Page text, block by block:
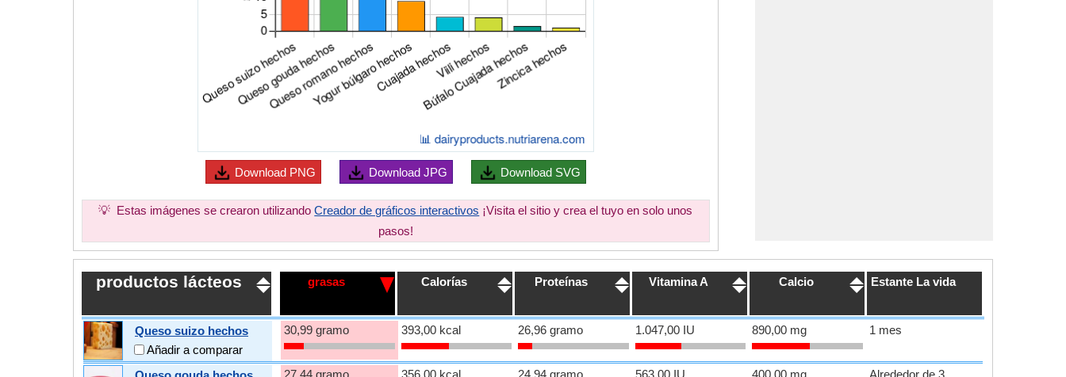
Download PNG Download JPG Download SVG
💡 Estas imágenes se crearon utilizandoCreador de gráficos interactivos ¡Visita el sitio y crea el tuyo en solo unos
pasos!
productos lácteos grasas Calorías Proteínas Vitamina A Calcio Estante La vida
Queso suizo hechos
Añadir a comparar
30,99 gramo 393,00 kcal 26,96 gramo 1.047,00 IU 890,00 mg 1 mes
27,44 gramo 356,00 kcal 24,94 gramo 563,00 IU 400,00 mg
Alrededor de 3